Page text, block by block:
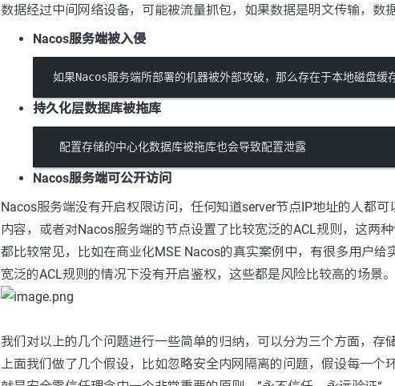
数据经过中间网络设备，可能被流量抓包，如果数据是明文传输，数
Nacos服务端被入侵
如果Nacos服务端所部署的机器被外部攻破，那么存在于本地磁盘缓
持久化层数据库被拖库
    配置存储的中心化数据库被拖库也会导致配置泄露
Nacos服务端可公开访问
Nacos服务端没有开启权限访问，任何知道server节点IP地址的人都
内容，或者对Nacos服务端的节点设置了比较宽泛的ACL规则，这两
都比较常见，比如在商业化MSE Nacos的真实案例中，有很多用户给
宽泛的ACL规则的情况下没有开启鉴权，这些都是风险比较高的场景。
我们对以上的几个问题进行一些简单的归纳，可以分为三个方面，存
上面我们做了几个假设，比如忽略安全内网隔离的问题，假设每一个